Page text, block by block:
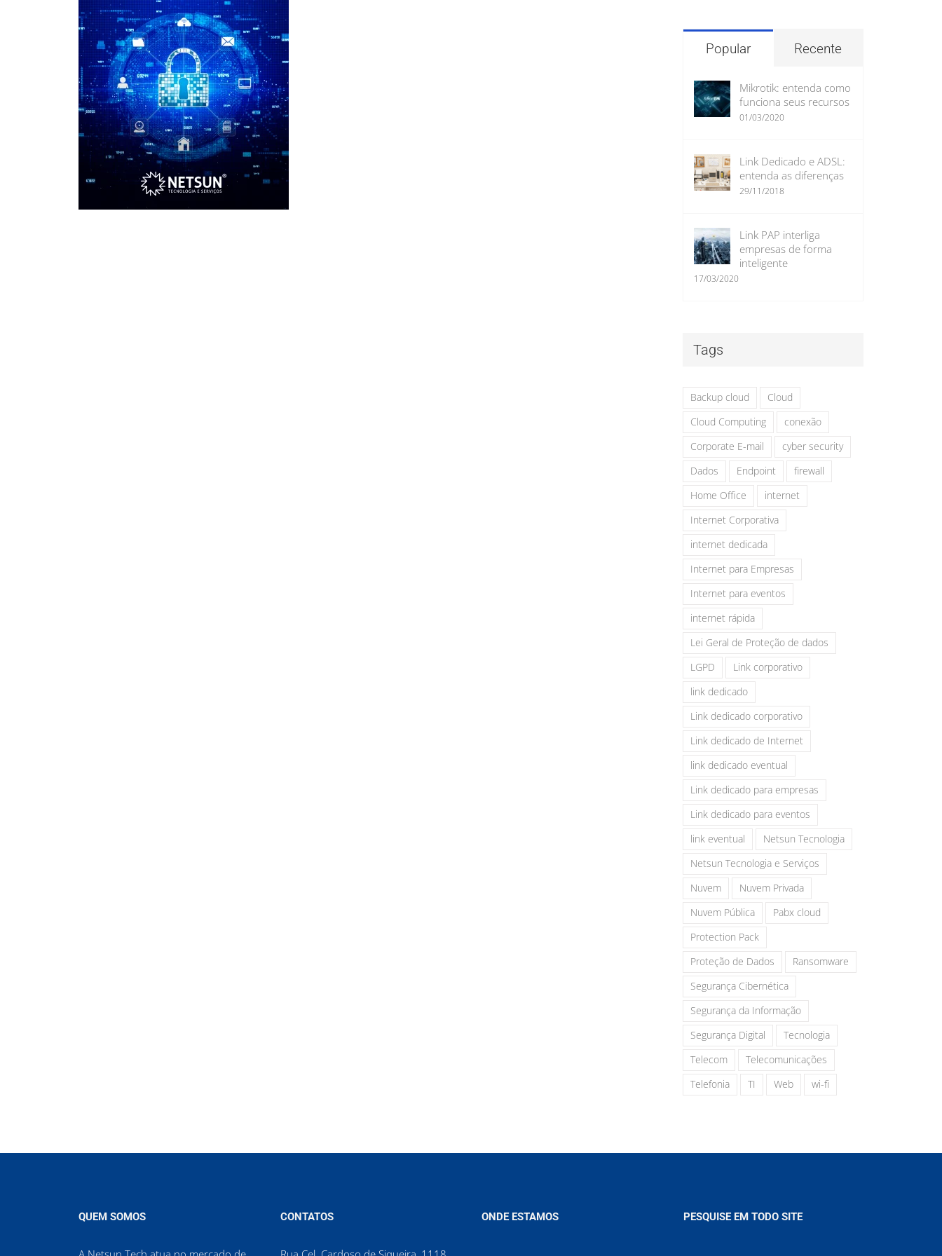
Popular Recente
Mikrotik: entenda como
funciona seus recursos
01/03/2020
Link Dedicado e ADSL:
entenda as diferenças
29/11/2018
Link PAP interliga
empresas de forma
inteligente
17/03/2020
Tags
Backup cloud
Cloud
Cloud Computing
conexão
Corporate E-mail
cyber security
Dados
Endpoint
firewall
Home Office
internet
Internet Corporativa
internet dedicada
Internet para Empresas
Internet para eventos
internet rápida
Lei Geral de Proteção de dados
LGPD
Link corporativo
link dedicado
Link dedicado corporativo
Link dedicado de Internet
link dedicado eventual
Link dedicado para empresas
Link dedicado para eventos
link eventual
Netsun Tecnologia
Netsun Tecnologia e Serviços
Nuvem
Nuvem Privada
Nuvem Pública
Pabx cloud
Protection Pack
Proteção de Dados
Ransomware
Segurança Cibernética
Segurança da Informação
Segurança Digital
Tecnologia
Telecom
Telecomunicações
Telefonia
TI Web wi-fi
QUEM SOMOS CONTATOS ONDE ESTAMOS PESQUISE EM TODO SITE